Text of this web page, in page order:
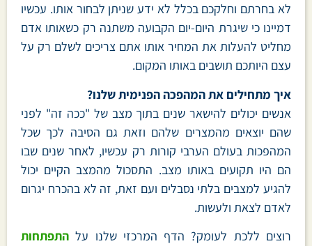
לא בחרתם וחלקכם בכלל לא ידע שניתן לבחור אותו. עכשיו
דמיינו כי שיגרת היום-יום הקבועה משתנה רק כשאותו אדם
מחליט להעלות את המחיר אותו אתם צריכים לשלם רק על
עצם היותכם תושבים באותו המקום.
איך מתחילים את המהפכה הפנימית שלנו?
אנשים יכולים להישאר שנים בתוך מצב של "ככה זה" לפני
שהם יוצאים מהמצרים שלהם וזאת גם הסיבה לכך שכל
המהפכות בעולם הערבי קורות רק עכשיו, לאחר שנים שבו
הם היו תקועים באותו מצב. התסכול מהמצב הקיים יכול
להגיע למצבים בלתי נסבלים ועם זאת, זה לא בהכרח יגרום
לאדם לצאת ולעשות.
רוצים ללכת לעומק? הדף המרכזי שלנו על התפתחות